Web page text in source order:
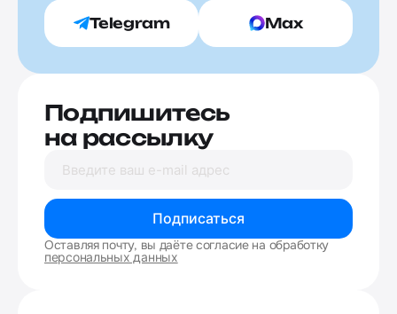
Telegram Max
Подпишитесь
на рассылку
Подписаться
Оставляя почту, вы даёте согласие на обработку
персональных данных